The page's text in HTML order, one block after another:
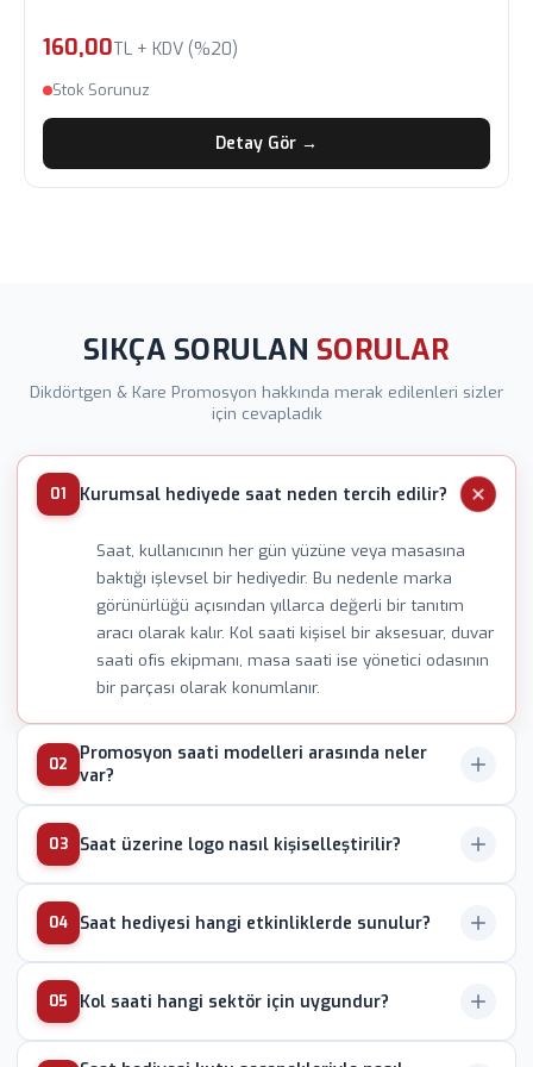
160,00TL + KDV (%20)
Stok Sorunuz
Detay Gör →
SIKÇA SORULAN SORULAR
Dikdörtgen & Kare Promosyon hakkında merak edilenleri sizler
için cevapladık
01 Kurumsal hediyede saat neden tercih edilir?
Saat, kullanıcının her gün yüzüne veya masasına
baktığı işlevsel bir hediyedir. Bu nedenle marka
görünürlüğü açısından yıllarca değerli bir tanıtım
aracı olarak kalır. Kol saati kişisel bir aksesuar, duvar
saati ofis ekipmanı, masa saati ise yönetici odasının
bir parçası olarak konumlanır.
02
Promosyon saati modelleri arasında neler
var?
dijital LED saat başlıca alt segmentleri oluşturur. Kol
seçenekleriyle sunulur. Her model ihtiyaca göre
farklı bir konuma yerleşir.
03 Saat üzerine logo nasıl kişiselleştirilir?
kalitesinde renkli logo aktarılır. Ahşap veya metal
üretilebilir; kurumsal renk ve logo yerleşimi tasarım
aşamasında birlikte belirlenir.
04 Saat hediyesi hangi etkinliklerde sunulur?
organizasyonları, emeklilik törenleri ve jübile
olduğu alanlardır. Bankalar duvar saatlerini yönetici
05 Kol saati hangi sektör için uygundur?
Kişisel bir aksesuar olarak kol saati, banka